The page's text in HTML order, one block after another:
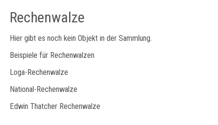
Rechenwalze
Hier gibt es noch kein Objekt in der Sammlung.
Beispiele für Rechenwalzen
Loga-Rechenwalze
National-Rechenwalze
Edwin Thatcher Rechenwalze